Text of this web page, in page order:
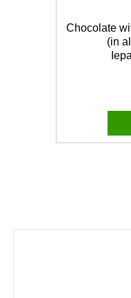
Chocolate
(in